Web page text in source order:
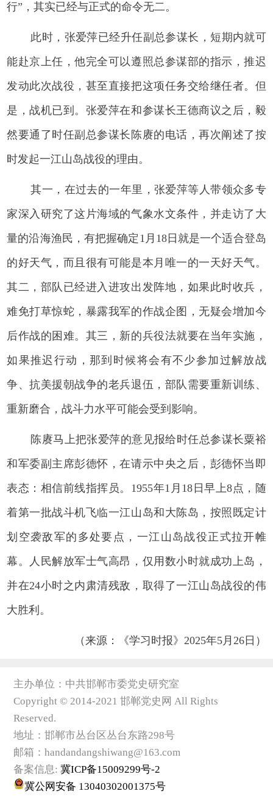
行”，其实已经与正式的命令无二。
此时，张爱萍已经升任副总参谋长，短期内就可
能赴京上任，他完全可以遵照总参谋部的指示，推迟
发动此次战役，甚至直接把这项任务交给继任者。但
是，战机已到。张爱萍在和参谋长王德商议之后，毅
然要通了时任副总参谋长陈赓的电话，再次阐述了按
时发起一江山岛战役的理由。
其一，在过去的一年里，张爱萍等人带领众多专
家深入研究了这片海域的气象水文条件，并走访了大
量的沿海渔民，有把握确定1月18日就是一个适合登岛
的好天气，而且很有可能是本月唯一的一天好天气。
其二，部队已经进入进攻出发阵地，如果此时收兵，
难免打草惊蛇，暴露我军的作战企图，无疑会增加今
后作战的困难。其三，新的兵役法就要在当年实施，
如果推迟行动，那到时候将会有不少参加过解放战
争、抗美援朝战争的老兵退伍，部队需要重新训练、
重新磨合，战斗力水平可能会受到影响。
陈赓马上把张爱萍的意见报给时任总参谋长粟裕
和军委副主席彭德怀，在请示中央之后，彭德怀当即
表态：相信前线指挥员。1955年1月18日早上8点，随
着第一批战斗机飞临一江山岛和大陈岛，按照既定计
划空袭敌军的多处要点，一江山岛战役正式拉开帷
幕。人民解放军士气高昂，仅用数小时就成功上岛，
并在24小时之内肃清残敌，取得了一江山岛战役的伟
大胜利。
（来源：《学习时报》2025年5月26日）
主办单位：中共邯郸市委党史研究室
Copyright © 2014-2021 邯郸党史网 All Rights
Reserved.
地址：邯郸市丛台区丛台东路298号
邮箱：handandangshiwang@163.com
备案信息: 冀ICP备15009299号-2
冀公网安备 13040302001375号